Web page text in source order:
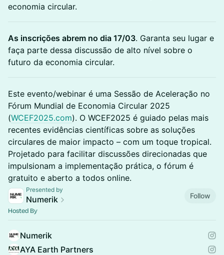
economia circular.
As inscrições abrem no dia 17/03. Garanta seu lugar e
faça parte dessa discussão de alto nível sobre o
futuro da economia circular.
Este evento/webinar é uma Sessão de Aceleração no
Fórum Mundial de Economia Circular 2025
(WCEF2025.com). O WCEF2025 é guiado pelas mais
recentes evidências científicas sobre as soluções
circulares de maior impacto – com um toque tropical.
Projetado para facilitar discussões direcionadas que
impulsionam a implementação prática, o fórum é
gratuito e aberto a todos online.
Presented by
Numerik Follow
Hosted By
Numerik
AYA Earth Partners